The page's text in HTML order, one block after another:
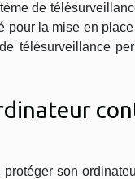
de
la mise en
télésurveillance
son